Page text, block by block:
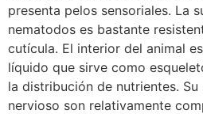
presenta pelos sensoriales. La
nematodos es bastante
cutícula. El interior del animal
líquido que sirve como
la distribución de nutrientes.
nervioso son relativamente